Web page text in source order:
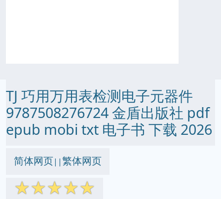
TJ 巧用万用表检测电子元器件
9787508276724 金盾出版社 pdf
epub mobi txt 电子书 下载 2026
简体网页||繁体网页
☆☆☆☆☆